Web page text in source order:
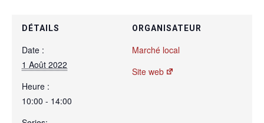
DÉTAILS
Date :
1 Août 2022
Heure :
10:00 - 14:00
ORGANISATEUR
Marché local
Site web